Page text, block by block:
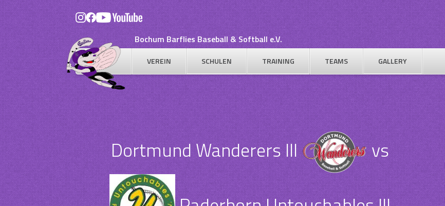
Skip
content
Bochum Barflies Baseball & Softball e.V.
VEREIN SCHULEN TRAINING TEAMS GALLERY
Dortmund Wanderers III
vs